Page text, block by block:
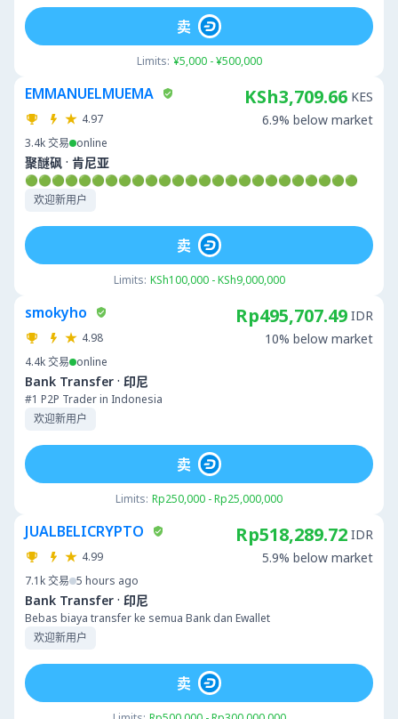
Limits: ¥5,000 - ¥500,000
卖
EMMANUELMUEMA
4.97
3.4k交易 online
聚醚砜 · 肯尼亚
🟢🟢🟢🟢🟢🟢🟢🟢🟢🟢🟢🟢🟢🟢🟢🟢🟢🟢🟢🟢🟢🟢🟢🟢🟢
欢迎新用户
KSh3,709.66 KES
6.9% below market
Limits: KSh100,000 - KSh9,000,000
卖
smokyho
4.98
4.4k交易 online
Bank Transfer · 印尼
#1 P2P Trader in Indonesia
欢迎新用户
Rp495,707.49 IDR
10% below market
Limits: Rp250,000 - Rp25,000,000
卖
JUALBELICRYPTO
4.99
7.1k交易 5 hours ago
Bank Transfer · 印尼
Bebas biaya transfer ke semua Bank dan Ewallet
欢迎新用户
Rp518,289.72 IDR
5.9% below market
卖